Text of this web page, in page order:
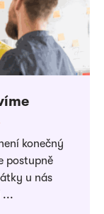
konečný
postupně
u nás
...